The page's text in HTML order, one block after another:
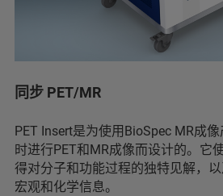
同步 PET/MR
PET Insert是为使用BioSpec MR成
时进行PET和MR成像而设计的。它
得对分子和功能过程的独特见解，
宏观和化学信息。